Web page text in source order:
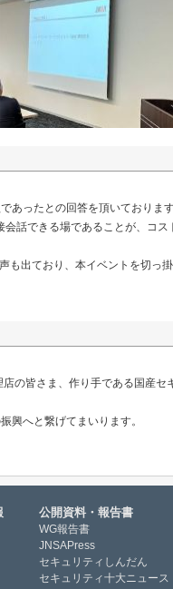
あったとの回答を頂いております
話できる場であることが、コ
出ており、本イベントを切っ
の皆さま、作り手である国産セ
興へと繋げてまいります。
公開資料・報告書
WG報告書
JNSAPress
セキュリティしんだん
セキュリティ十大ニュース